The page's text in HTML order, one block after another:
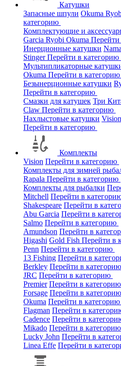
Катушки
Запасные шпули Okuma
категорию
Комплектующие и
Garcia Ryobi Okuma Перейти
Инерционные катушки
StingerПерейти в категорию
Мультипликаторные
Okuma Перейти в категорию
Безынерционные катушки
Перейти в категорию
Смазки для катушек Три
Claw Перейти в категорию
Нахлыстовые катушки Vision
Перейти в категорию
Комплекты
Vision Перейти в категорию
Комплекты для зимней
Rapala Перейти в категорию
Комплекты для рыбалки
Mitchell Перейти в
Shakespeare Перейти в
Abu Garcia Перейти в
Salmo Перейти в категорию
Amundson Перейти в
Higashi Gold Fish Перейти в
Penn Перейти в категорию
13 Fishing Перейти в
Berkley Перейти в категорию
JRC Перейти в категорию
Premier Перейти в категорию
Forsage Перейти в категорию
Okuma Перейти в категорию
Flagman Перейти в
Cadence Перейти в
Mikado Перейти в категорию
Lucky John Перейти в
Linea Effe Перейти в